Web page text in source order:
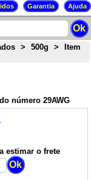
> 500g >
Item
número 29AWG
estimar o frete